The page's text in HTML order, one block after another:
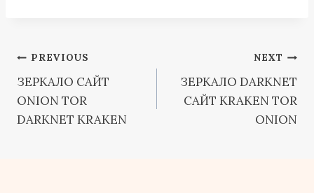
Post
navigation
PREVIOUS
ЗЕРКАЛО САЙТ
ONION TOR
DARKNET KRAKEN
NEXT
ЗЕРКАЛО DARKNET
САЙТ KRAKEN TOR
ONION